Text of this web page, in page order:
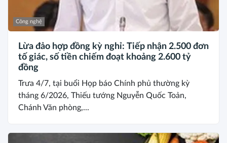
Công nghệ
Lừa đảo hợp đồng kỳ nghỉ: Tiếp nhận 2.500 đơn
tố giác, số tiền chiếm đoạt khoảng 2.600 tỷ
đồng
Trưa 4/7, tại buổi Họp báo Chính phủ thường kỳ
tháng 6/2026, Thiếu tướng Nguyễn Quốc Toản,
Chánh Văn phòng,...